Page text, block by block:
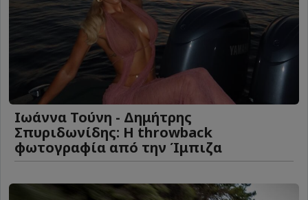
Ιωάννα Τούνη - Δημήτρης
Σπυριδωνίδης: Η throwback
φωτογραφία από την Ίμπιζα